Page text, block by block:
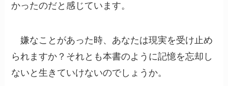
かったのだと感じています。
嫌なことがあった時、あなたは現実を受け止め
られますか？それとも本書のように記憶を忘却し
ないと生きていけないのでしょうか。